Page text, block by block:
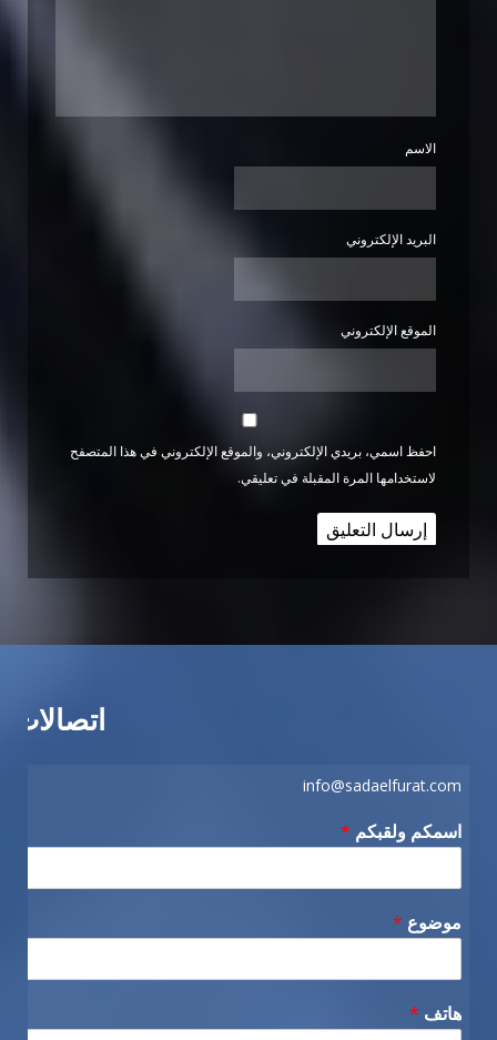
الاسم
البريد الإلكتروني
الموقع الإلكتروني
احفظ اسمي، بريدي الإلكتروني، والموقع الإلكتروني في هذا المتصفح
لاستخدامها المرة المقبلة في تعليقي.
اتصالات
info@sadaelfurat.com
اسمكم ولقبكم *
موضوع *
هاتف *